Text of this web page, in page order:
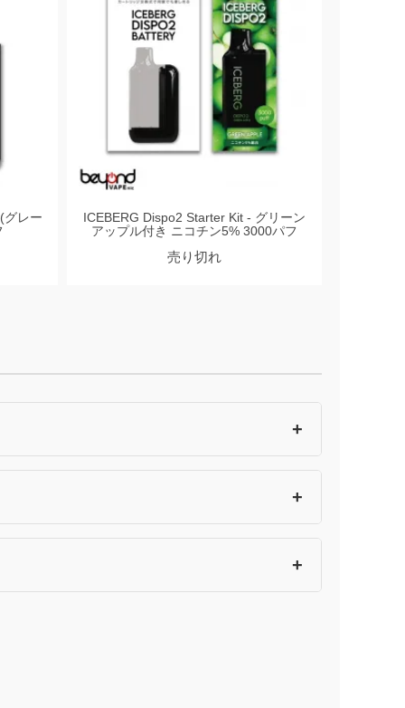
グレー
ICEBERG Dispo2 Starter Kit - グリーン
アップル付き ニコチン5% 3000パフ
売り切れ
+
+
+